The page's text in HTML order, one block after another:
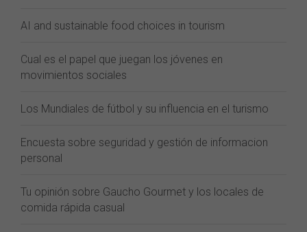
AI and sustainable food choices in tourism
Cual es el papel que juegan los jóvenes en
movimientos sociales
Los Mundiales de fútbol y su influencia en el turismo
Encuesta sobre seguridad y gestión de informacion
personal
Tu opinión sobre Gaucho Gourmet y los locales de
comida rápida casual